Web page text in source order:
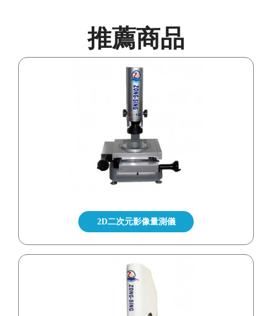
推薦商品
2D二次元影像量測儀